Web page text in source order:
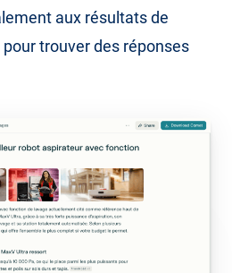
aux résultats de
trouver des réponses